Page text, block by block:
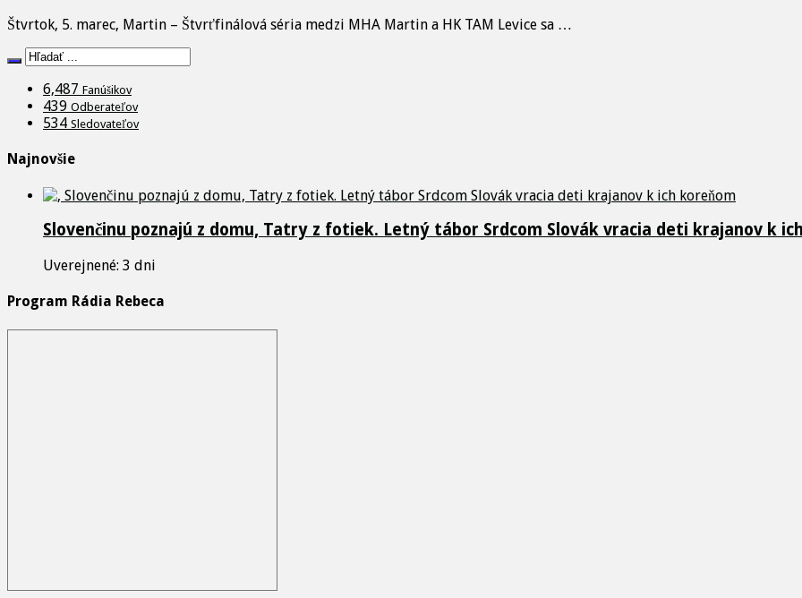
Štvrtok, 5. marec, Martin – Štvrťfinálová séria medzi MHA Martin a HK TAM Levice sa …
6,487 Fanúšikov
439 Odberateľov
534 Sledovateľov
Najnovšie
Slovenčinu poznajú z domu, Tatry z fotiek. Letný tábor Srdcom Slovák vracia deti krajanov k
Uverejnené: 3 dni
Program Rádia Rebeca